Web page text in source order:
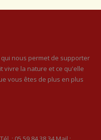
nous permet de supporter
vivre la nature et ce qu'elle
vous êtes de plus en plus